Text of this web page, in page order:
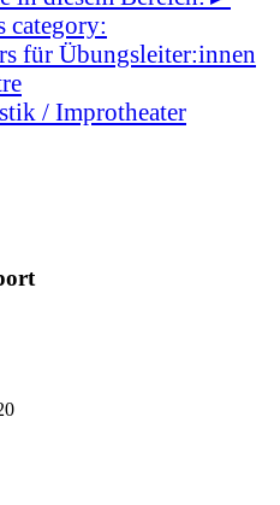
category:
für Übungsleiter:innen
/ Improtheater